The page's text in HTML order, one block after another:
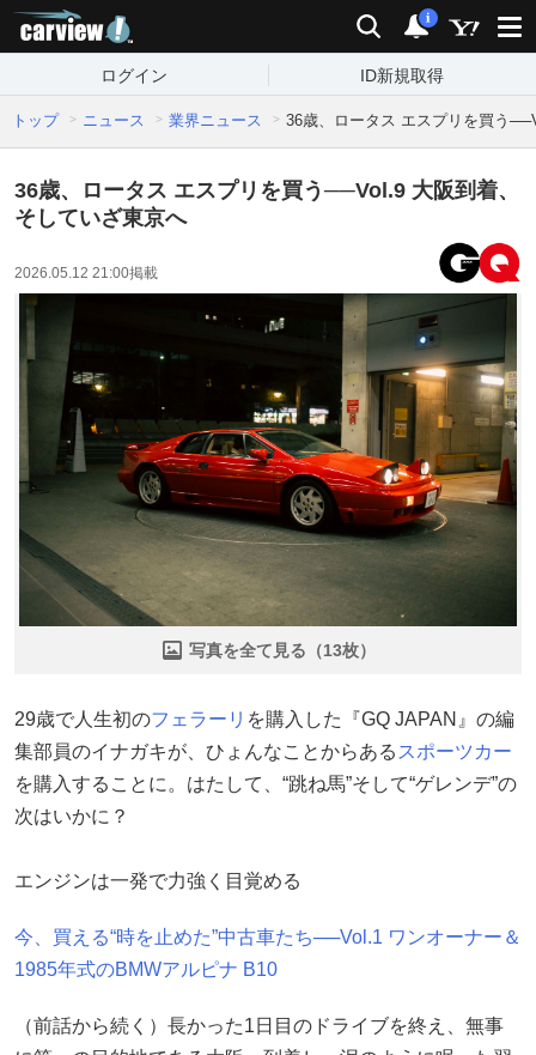
検索 通知
i
ログイン ID新規取得
トップ ニュース 業界ニュース 36歳、ロータス エスプリを買う
36歳、ロータス エスプリを買う──Vol.9 大阪到着、
そしていざ東京へ
2026.05.12 21:00掲載
写真を全て見る（13枚）
29歳で人生初のフェラーリ を購入した『GQ JAPAN』の編
集部員のイナガキが、ひょんなことからある スポーツカー
を購入することに。はたして、“跳ね馬”そして“ゲレンデ”の
次はいかに？
エンジンは一発で力強く目覚める
今、買える“時を止めた”中古車たち──Vol.1 ワンオーナー＆
1985年式のBMWアルピナ B10
（前話から続く）長かった1日目のドライブを終え、無事